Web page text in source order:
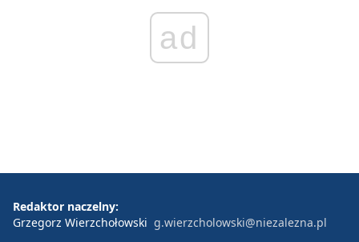
ad
Redaktor naczelny:
Grzegorz Wierzchołowski g.wierzcholowski@niezalezna.pl